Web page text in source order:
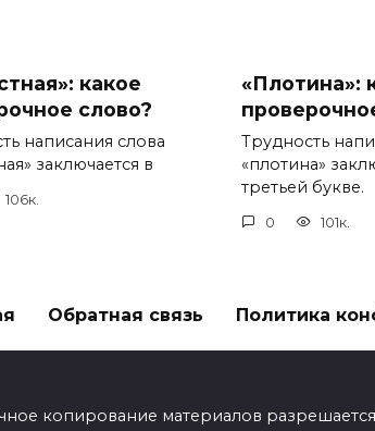
какое
слово?
написания слова
заключается в
106к.
«Плотина»:
Трудность
«плотина»
третьей букве.
0 101к.
Обратная связь Политика
копирование материалов